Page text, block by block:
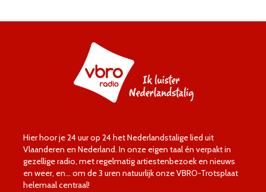
Hier hoor je 24 uur op 24 het Nederlandstalige lied uit
Vlaanderen en Nederland. In onze eigen taal én verpakt in
gezellige radio, met regelmatig artiestenbezoek en nieuws
en weer, en… om de 3 uren natuurlijk onze VBRO-Trotsplaat
helemaal centraal!